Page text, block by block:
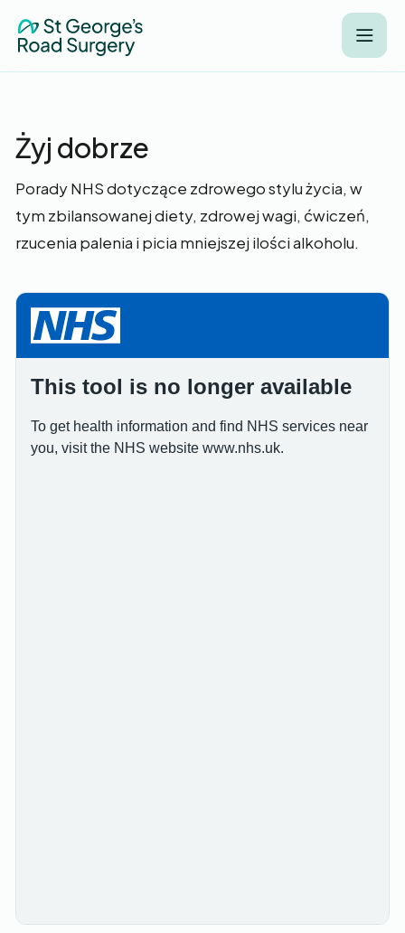
Żyj dobrze
Porady NHS dotyczące zdrowego stylu życia, w
tym zbilansowanej diety, zdrowej wagi, ćwiczeń,
rzucenia palenia i picia mniejszej ilości alkoholu.